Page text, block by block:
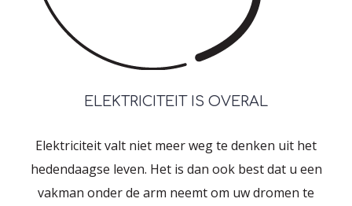
ELEKTRICITEIT IS OVERAL
Elektriciteit valt niet meer weg te denken uit het
hedendaagse leven. Het is dan ook best dat u een
vakman onder de arm neemt om uw dromen te